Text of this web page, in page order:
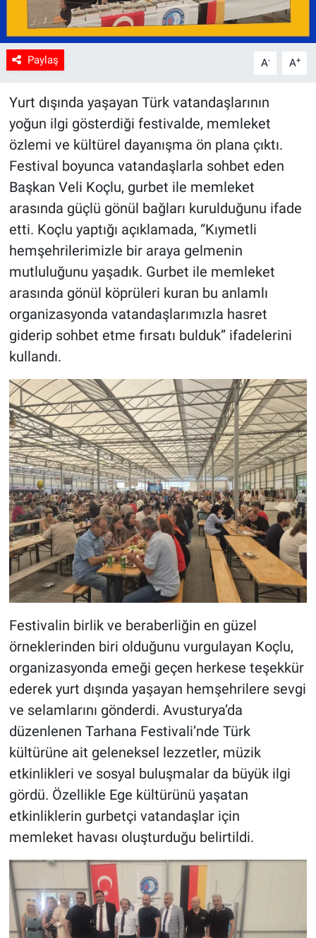
Paylaş A- A+
Yurt dışında yaşayan Türk vatandaşlarının
yoğun ilgi gösterdiği festivalde, memleket
özlemi ve kültürel dayanışma ön plana çıktı.
Festival boyunca vatandaşlarla sohbet eden
Başkan Veli Koçlu, gurbet ile memleket
arasında güçlü gönül bağları kurulduğunu ifade
etti. Koçlu yaptığı açıklamada, “Kıymetli
hemşehrilerimizle bir araya gelmenin
mutluluğunu yaşadık. Gurbet ile memleket
arasında gönül köprüleri kuran bu anlamlı
organizasyonda vatandaşlarımızla hasret
giderip sohbet etme fırsatı bulduk” ifadelerini
kullandı.
Festivalin birlik ve beraberliğin en güzel
örneklerinden biri olduğunu vurgulayan Koçlu,
organizasyonda emeği geçen herkese teşekkür
ederek yurt dışında yaşayan hemşehrilere sevgi
ve selamlarını gönderdi. Avusturya’da
düzenlenen Tarhana Festivali’nde Türk
kültürüne ait geleneksel lezzetler, müzik
etkinlikleri ve sosyal buluşmalar da büyük ilgi
gördü. Özellikle Ege kültürünü yaşatan
etkinliklerin gurbetçi vatandaşlar için
memleket havası oluşturduğu belirtildi.